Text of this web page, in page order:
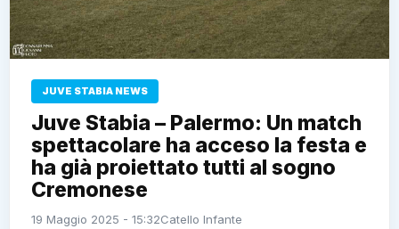
JUVE STABIA NEWS
Juve Stabia – Palermo: Un match
spettacolare ha acceso la festa e
ha già proiettato tutti al sogno
Cremonese
19 Maggio 2025 - 15:32Catello Infante